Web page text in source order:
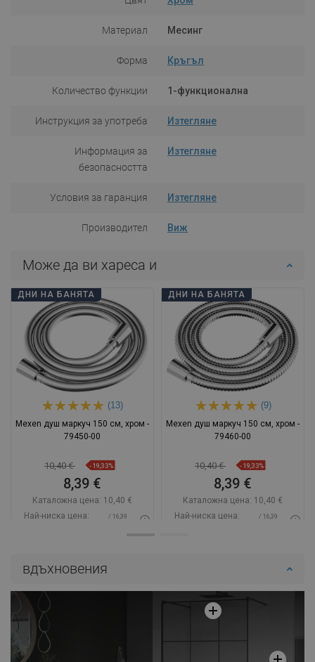
Материал Месинг
Форма Кръгъл
Количество функции 1-функционална
Инструкция за употреба Изтегляне
Информация за
безопасността
Изтегляне
Условия за гаранция Изтегляне
Производител Виж
Може да ви хареса и
ДНИ НА БАНЯТА
(13)
Mexen душ маркуч 150 см, хром -
79450-00
10,40 € -19,33%
8,39 €
Каталожна цена: 10,40 €
Най-ниска цена:
/ 16,39
Добави в количката
favorite_border Любима
Сравнете
ДНИ НА БАНЯТА
(9)
Mexen душ маркуч 150 см, хром -
79460-00
10,40 € -19,33%
8,39 €
Каталожна цена: 10,40 €
Най-ниска цена:
/ 16,39
Добави в количката
favorite_border Любима
Сравнете
вдъхновения